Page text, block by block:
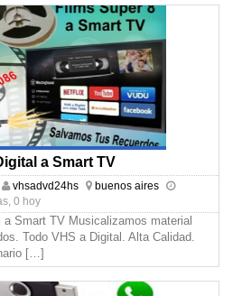
a Smart TV
vhsadvd24hs
buenos aires
0 hoy
Smart TV Musicalizamos material
Todo VHS a Digital. Alta Calidad.
[…]